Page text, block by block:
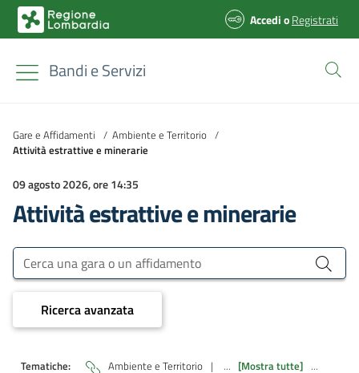
AccedioRegistrati
Bandi e Servizi
Gare e Affidamenti / Ambiente e Territorio /
Attività estrattive e minerarie
09 agosto 2026, ore 14:35
Attività estrattive e minerarie
Bandi e Servizi
Cerca una gara o un affidamento
Ricerca avanzata
Tematiche: Ambiente e Territorio | ... [Mostra tutte] ...